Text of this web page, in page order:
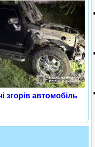
згорів автомобіль